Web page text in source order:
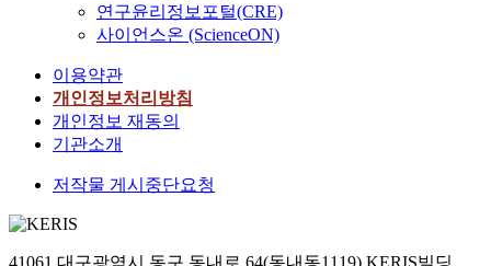
연구윤리정보포털(CRE)
사이언스온 (ScienceON)
이용약관
개인정보처리방침
개인정보 재동의
기관소개
저작물 게시중단요청